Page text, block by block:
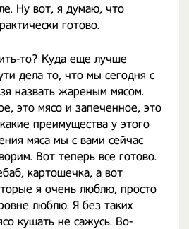
Ну вот, я думаю, что
готово.
то? Куда еще лучше
дела то, что мы сегодня с
назвать жареным мясом.
это мясо и запеченное, это
преимущества у этого
мяса мы с вами сейчас
Вот теперь все готово.
картошечка, а вот
я очень люблю, просто
люблю. Я без таких
кушать не сажусь. Во-